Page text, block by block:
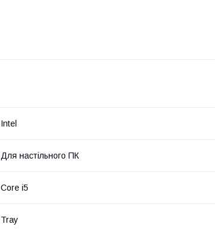
Intel
Для настільного ПК
Core i5
Tray